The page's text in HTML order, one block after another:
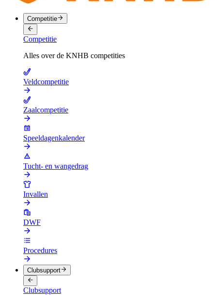
Competitie
Competitie
Alles over de KNHB competities
Veldcompetitie
Zaalcompetitie
Speeldagenkalender
Tucht- en wangedrag
Invallen
DWF
Procedures
Clubsupport
Clubsupport